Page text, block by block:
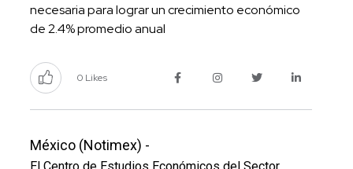
necesaria para lograr un crecimiento económico
de 2.4% promedio anual
0 Likes
México (Notimex) -
El Centro de Estudios Económicos del Sector